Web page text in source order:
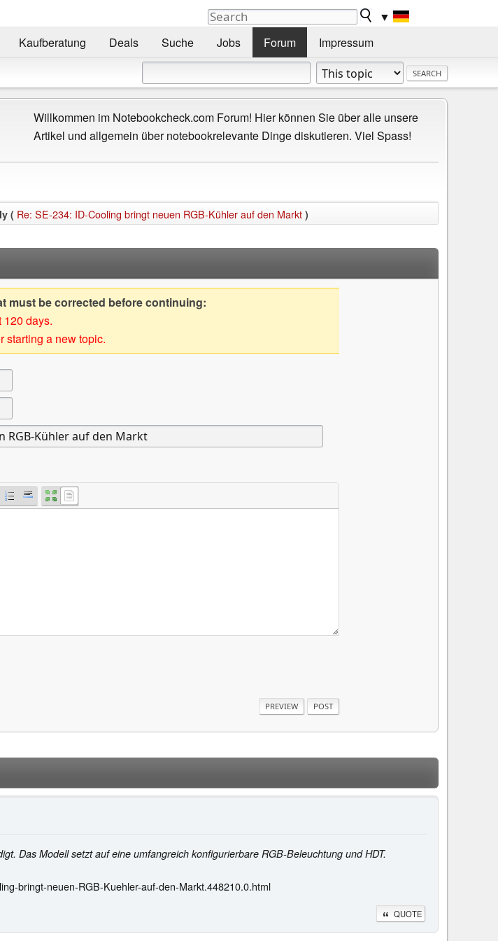
▼
Kaufberatung Deals Suche Jobs Forum Impressum
Willkommen im Notebookcheck.com Forum! Hier können Sie über alle unsere
Artikel und allgemein über notebookrelevante Dinge diskutieren. Viel Spass!
( Re: SE-234: ID-Cooling bringt neuen RGB-Kühler auf den Markt )
must be corrected before continuing:
120 days.
starting a new topic.
Das Modell setzt auf eine umfangreich konfigurierbare RGB-Beleuchtung und HDT.
bringt-neuen-RGB-Kuehler-auf-den-Markt.448210.0.html
QUOTE